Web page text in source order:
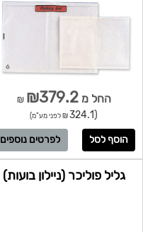
החל מ₪379.2
₪
(324.1 ₪ לפני מע"מ)
לפרטים נוספים
גליל פוליכר (ניילון בועות)